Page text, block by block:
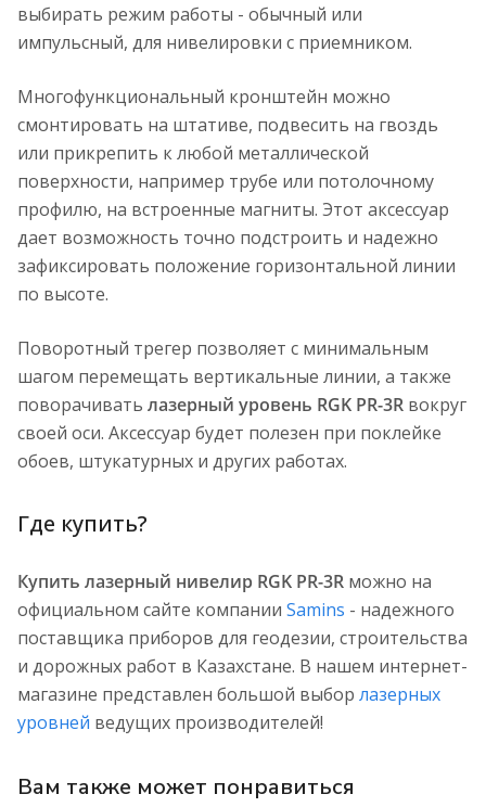
выбирать режим работы - обычный или
импульсный, для нивелировки с приемником.
Многофункциональный кронштейн можно
смонтировать на штативе, подвесить на гвоздь
или прикрепить к любой металлической
поверхности, например трубе или потолочному
профилю, на встроенные магниты. Этот аксессуар
дает возможность точно подстроить и надежно
зафиксировать положение горизонтальной линии
по высоте.
Поворотный трегер позволяет с минимальным
шагом перемещать вертикальные линии, а также
поворачивать лазерный уровень RGK PR-3R вокруг
своей оси. Аксессуар будет полезен при поклейке
обоев, штукатурных и других работах.
Где купить?
Купить лазерный нивелир RGK PR-3R можно на
официальном сайте компании Samins - надежного
поставщика приборов для геодезии, строительства
и дорожных работ в Казахстане. В нашем интернет-
магазине представлен большой выбор лазерных
уровней ведущих производителей!
Вам также может понравиться